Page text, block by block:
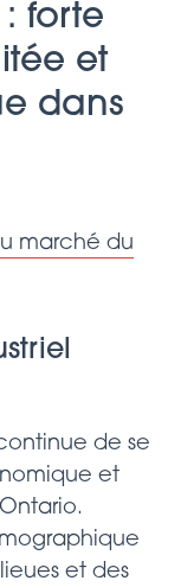
forte
et
dans
marché du
de se
et
et des